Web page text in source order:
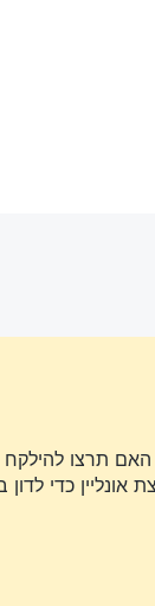
האם תרצו
כדי לדון